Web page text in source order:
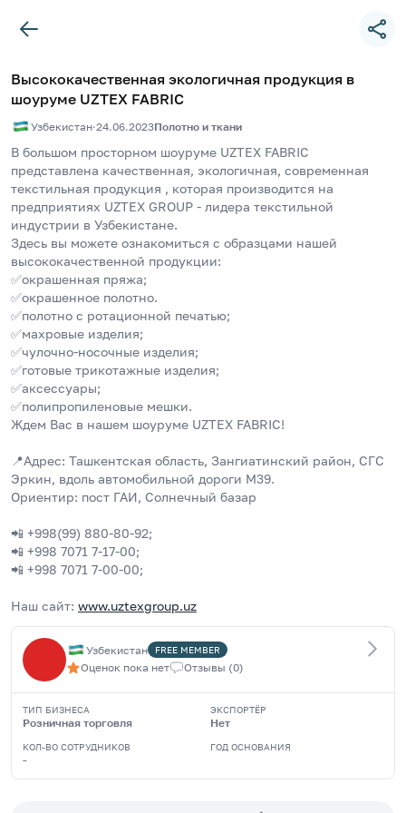
Высококачественная экологичная продукция в
шоуруме UZTEX FABRIC
Узбекистан·24.06.2023Полотно и ткани
В большом просторном шоуруме UZTEX FABRIC
представлена качественная, экологичная, современная
текстильная продукция , которая производится на
предприятиях UZTEX GROUP - лидера текстильной
индустрии в Узбекистане.
Здесь вы можете ознакомиться с образцами нашей
высококачественной продукции:
✅окрашенная пряжа;
✅окрашенное полотно.
✅полотно с ротационной печатью;
✅махровые изделия;
✅чулочно-носочные изделия;
✅готовые трикотажные изделия;
✅аксессуары;
✅полипропиленовые мешки.
📍Адрес: Ташкентская область, Зангиатинский район, СГС
Эркин, вдоль автомобильной дороги М39.
Ориентир: пост ГАИ, Солнечный базар
📲 +998(99) 880-80-92;
📲 +998 7071 7-17-00;
📲 +998 7071 7-00-00;
Наш сайт: www.uztexgroup.uz
Узбекистан FREE MEMBER
Оценок пока нет Отзывы (0)
ТИП БИЗНЕСА
Розничная торговля
ЭКСПОРТЁР
Нет
КОЛ-ВО СОТРУДНИКОВ
-
ГОД ОСНОВАНИЯ